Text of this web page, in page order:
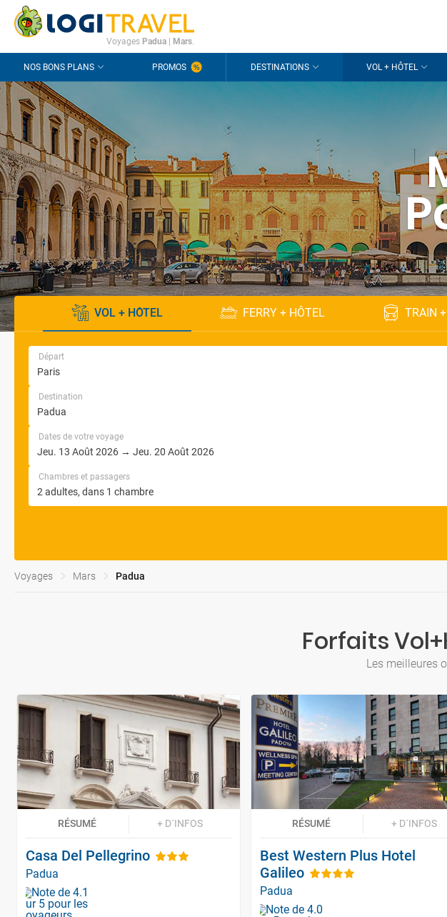
CONTACT QUESTIONS FRÉQUENTES
Voyages Padua| Mars.
NOS BONS PLANS PROMOS DESTINATIONS VOL + HÔTEL
VOL + HÔTEL FERRY + HÔTEL TRAIN
Départ
Destination
Dates de votre voyage
Chambres et passagers
Voyages Mars Padua
Forfaits
Les meilleures
RÉSUMÉ + D´INFOS
Casa Del Pellegrino
Padua
RÉSUMÉ + D´INFOS
Best Western Plus Hotel
Galileo
Padua